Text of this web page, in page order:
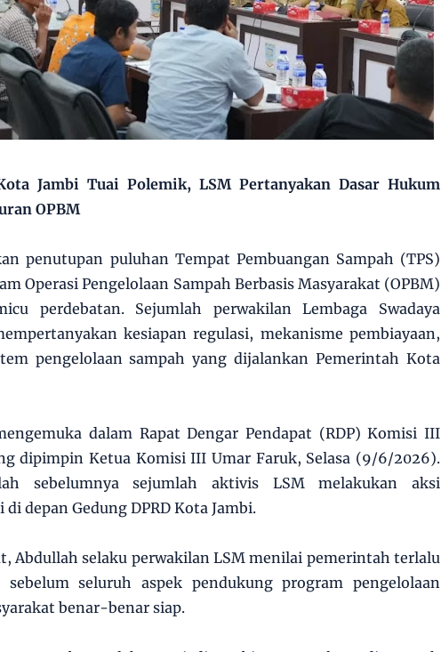
Jambi Tuai Polemik, LSM Pertanyakan Dasar Hukum
OPBM
penutupan puluhan Tempat Pembuangan Sampah (TPS)
Operasi Pengelolaan Sampah Berbasis Masyarakat (OPBM)
perdebatan. Sejumlah perwakilan Lembaga Swadaya
kesiapan regulasi, mekanisme pembiayaan,
pengelolaan sampah yang dijalankan Pemerintah Kota
dalam Rapat Dengar Pendapat (RDP) Komisi III
dipimpin Ketua Komisi III Umar Faruk, Selasa (9/6/2026).
sebelumnya sejumlah aktivis LSM melakukan aksi
depan Gedung DPRD Kota Jambi.
Abdullah selaku perwakilan LSM menilai pemerintah terlalu
sebelum seluruh aspek pendukung program pengelolaan
benar-benar siap.